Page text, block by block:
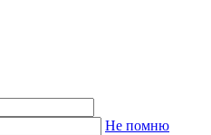
Не помню